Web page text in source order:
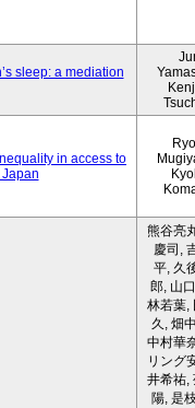
sleep: a mediation
in access to
熊谷亮
慶司,
平, 久
郎, 山
林若葉,
久, 畑
中村華
リング
井希祐,
陽, 是